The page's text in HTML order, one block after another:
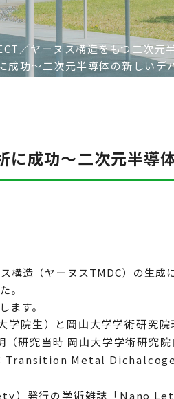
ヤーヌス構造をもつ二次元
成功～二次元半導体の新しいデ
成功～二次元半導
造（ヤーヌスTMDC）の生成
。
ます。
院生）と岡山大学学術研究
研究当時 岡山大学学術研究
Transition Metal
発行の学術雑誌「Nano